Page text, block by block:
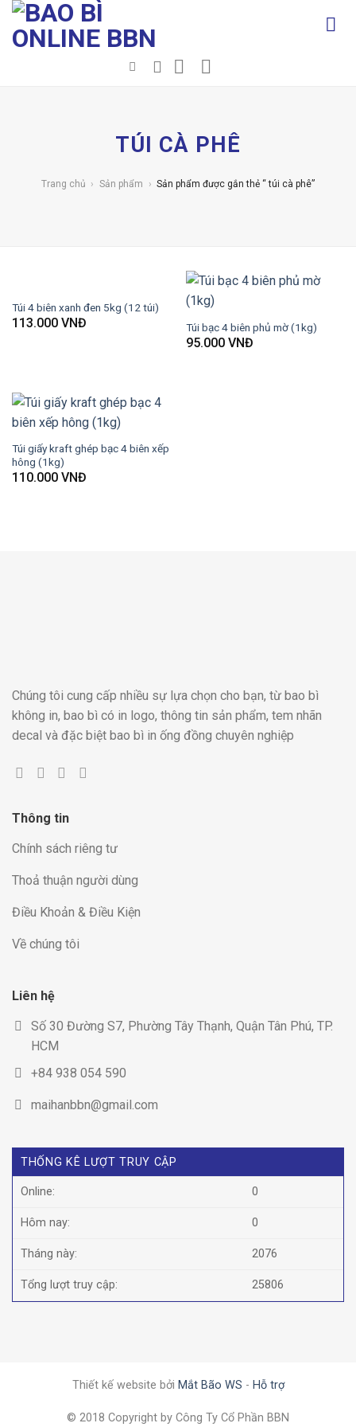
Chuyển
đến
nội
TÚI CÀ PHÊ
Trang chủ › Sản phẩm › Sản phẩm được gắn thẻ “ túi cà phê”
Túi 4 biên xanh đen 5kg (12 túi)
113.000 VNĐ Túi bạc 4 biên phủ mờ (1kg)
95.000 VNĐ
Túi giấy kraft ghép bạc 4 biên xếp
hông (1kg)
110.000 VNĐ
Chúng tôi cung cấp nhiều sự lựa chọn cho bạn, từ bao bì
không in, bao bì có in logo, thông tin sản phẩm, tem nhãn
decal và đặc biệt bao bì in ống đồng chuyên nghiệp
Thông tin
Chính sách riêng tư
Thoả thuận người dùng
Điều Khoản & Điều Kiện
Về chúng tôi
Liên hệ
Số 30 Đường S7, Phường Tây Thạnh, Quận Tân Phú, TP.
HCM
+84 938 054 590
maihanbbn@gmail.com
THỐNG KÊ LƯỢT TRUY CẬP
Online: 0
Hôm nay: 0
Tháng này: 2076
Tổng lượt truy cập: 25806
Thiết kế website bởi Mắt Bão WS - Hỗ trợ
© 2018 Copyright by Công Ty Cổ Phần BBN